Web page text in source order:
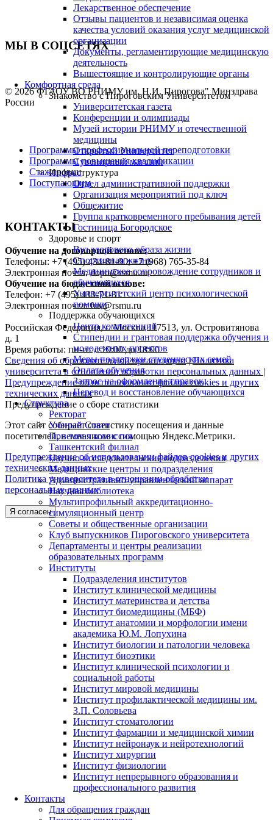
Лекарственное обеспечение
Отзывы пациентов и независимая оценка
качества условий оказания услуг медицинской
организации
Документы, регламентирующие медицинскую
деятельность
Вышестоящие и контролирующие органы
Комфортная среда
Знакомство с Пироговским Университетом
Университетская газета
Конференции и олимпиады
Музей истории РНИМУ и отечественной
медицины
Открытый Университет
Сувенирный магазин
Инфраструктура
Отдел административной поддержки
Организация мероприятий под ключ
Общежитие
Группа кратковременного пребывания детей
Гостиница Богородское
Здоровье и спорт
Вуз здорового образа жизни
Спортивная жизнь
Медицинское сопровождение сотрудников и
обучающихся
Университетский центр психологической
помощи
Поддержка обучающихся
Центр компетенций
Стипендии и грантовая поддержка обучения и
молодежных проектов
Меры поддержки студенческих семей
Оплата обучения
Запрос на оформление справок
Перевод и восстановление обучающихся
Структура
Ректорат
Ученый Совет
Приемная комиссия
Ташкентский филиал
Научно-исследовательские подразделения
Медицинские центры и подразделения
Административно-управленческий аппарат
Научная библиотека
Мультипрофильный аккредитационно-
симуляционный центр
Советы и общественные организации
Клуб выпускников Пироговского университета
Департаменты и центры реализации
образовательных программ
Институты
Подразделения институтов
Институт клинической медицины
Институт материнства и детства
Институт биомедицины (МБФ)
Институт анатомии и морфологии имени
академика Ю.М. Лопухина
Институт биологии и патологии человека
Институт биоэтики
Институт клинической психологии и
социальной работы
Институт мировой медицины
Институт профилактической медицины им.
З.П. Соловьева
Институт стоматологии
Институт фармации и медицинской химии
Институт нейронаук и нейротехнологий
Институт хирургии
Институт физиологии
Институт непрерывного образования и
профессионального развития
Контакты
Для обращения граждан
МЫ В СОЦСЕТЯХ
© 2026 ФГАОУ ВО РНИМУ им. Н.И. Пирогова" Минздрава
России
Программы профессиональной переподготовки
Программы повышения квалификации
Стажировки
Поступающим
КОНТАКТЫ
Обучение на договорной основе:
Телефоны: +7 (495) 434-81-90; +7 (968) 765-35-84
Электронная почта: dopo@rsmu.ru
Обучение на бюджетной основе:
Телефон: +7 (495) 433-71-31
Электронная почта: fuv@rsmu.ru
Российская Федерация, г. Москва 117513, ул. Островитянова
д. 1
Время работы: пн-пт с 10:00 до 18:00
Сведения об образовательной организации|Политика
университета в отношении обработки персональных данных |
Предупреждение об использовании файлов cookies и других
технических данных
Предупреждение о сборе статистики
Этот сайт собирает статистику посещения и данные
посетителей, в том числе с помощью Яндекс.Метрики.
Предупреждение об использовании файлов cookies и других
технических данных
Политика университета в отношении обработки
персональных данных
Я согласен